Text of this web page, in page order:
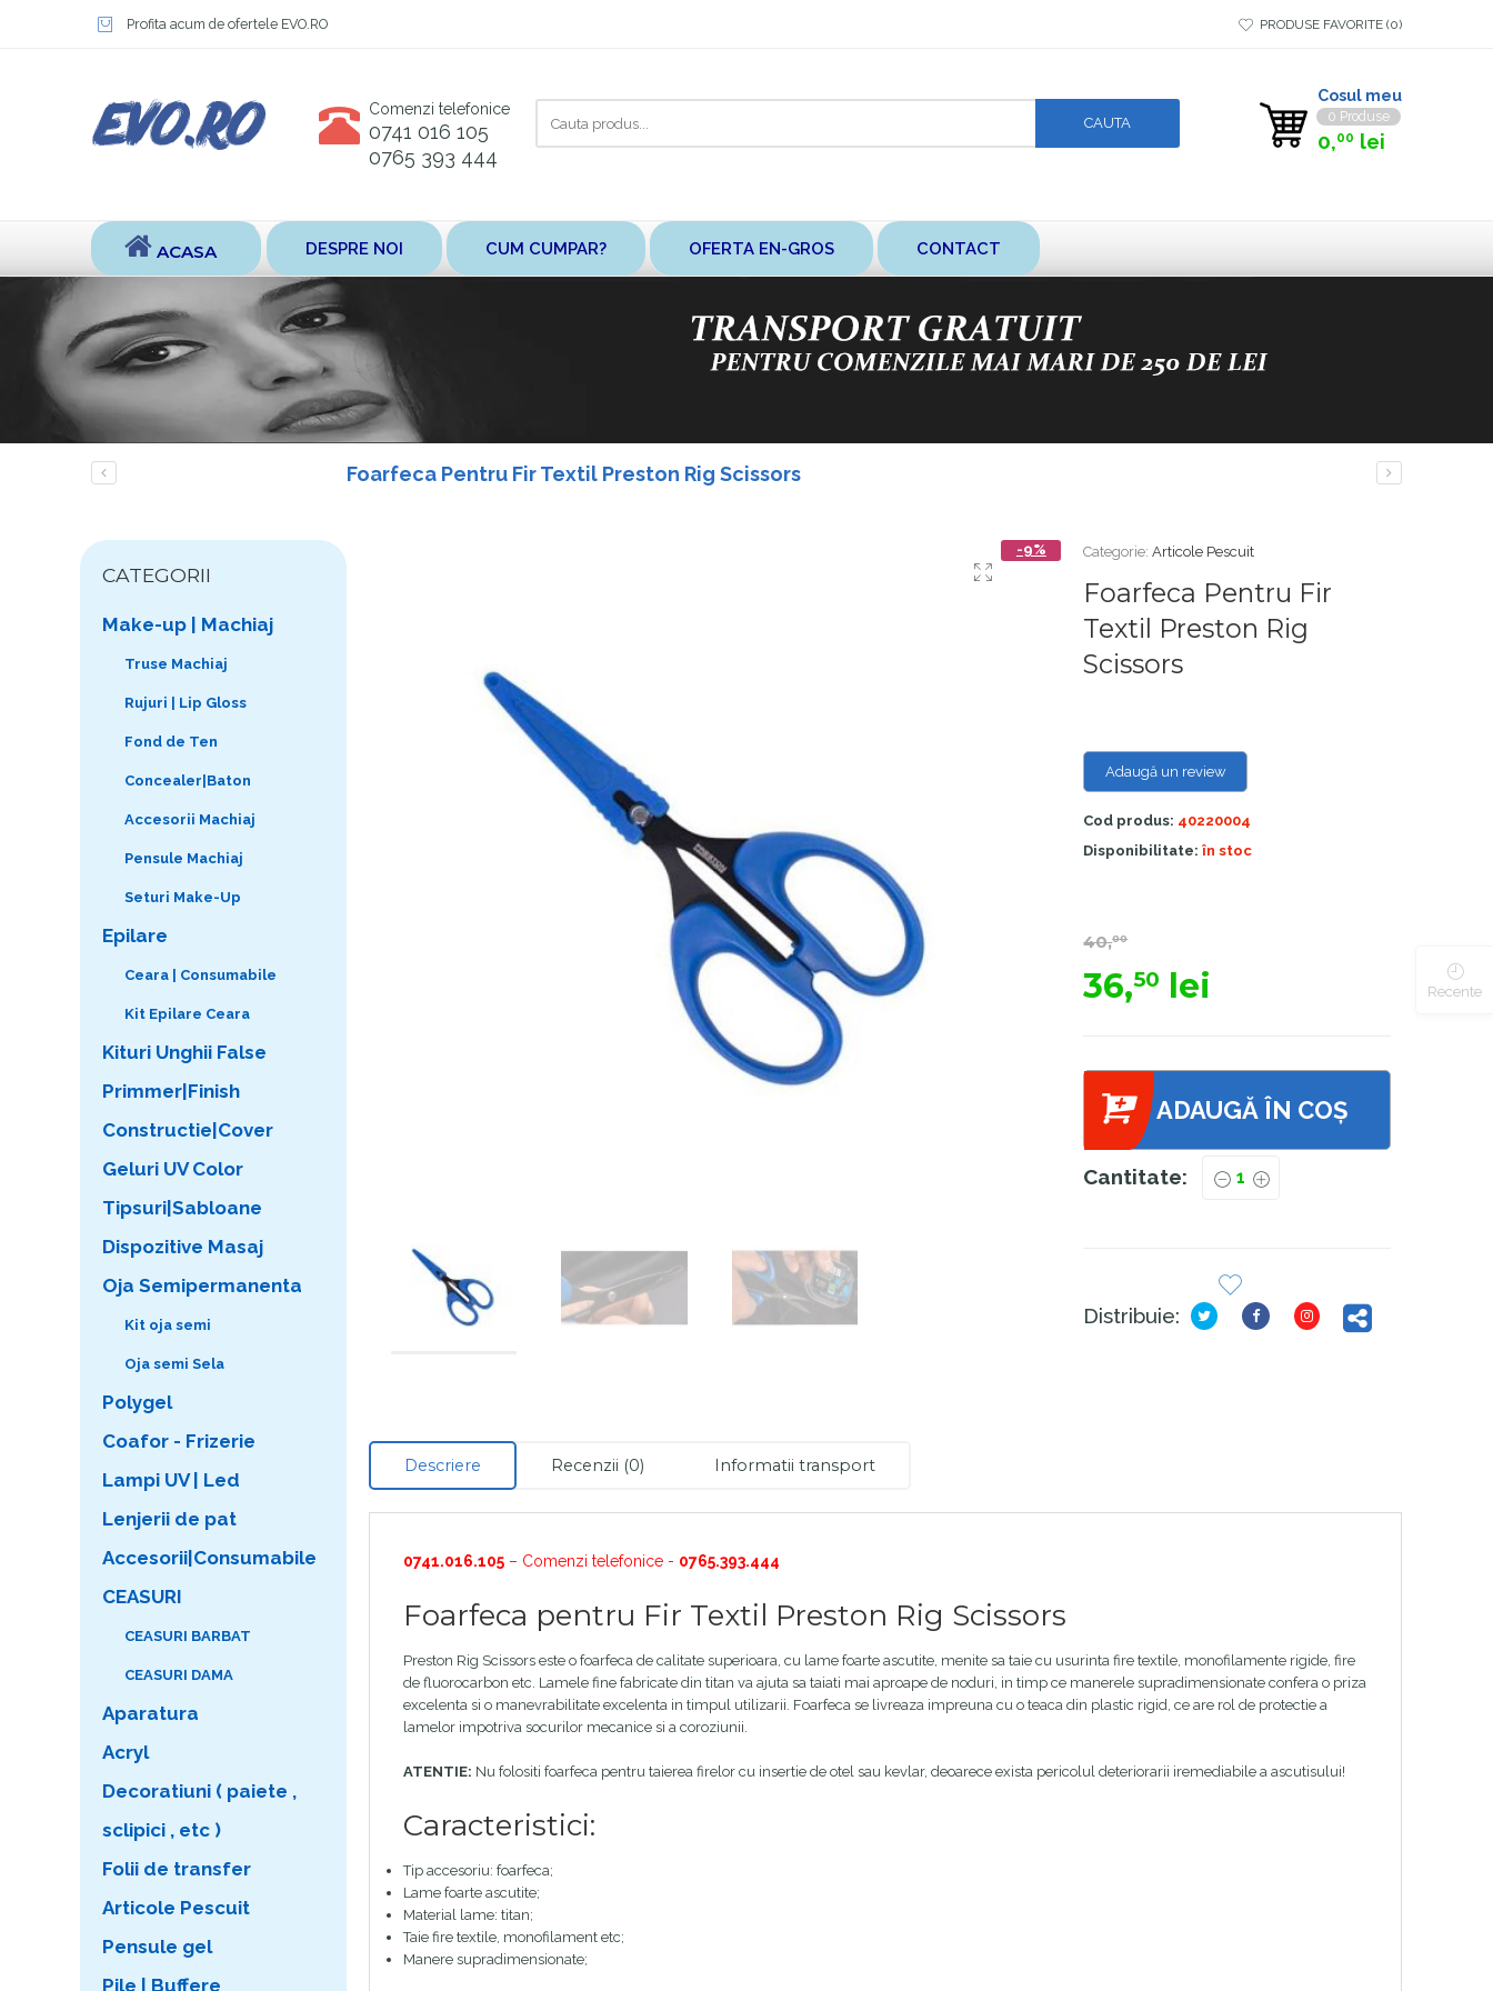
Profita acum de ofertele EVO.RO PRODUSE FAVORITE 0
Comenzi telefonice
0741 016 105
0765 393 444
aici
Cosul meu
0 Produse
0,00 lei
ACASA DESPRE NOI CUM CUMPAR? OFERTA EN-GROS CONTACT
Foarfeca Pentru Fir Textil Preston Rig Scissors
-9% Categorie:Articole Pescuit
Foarfeca Pentru Fir
Textil Preston Rig
Scissors
Adaugă un review
Cod produs: 40220004
Disponibilitate: în stoc
40,00
36,50 lei
ADAUGĂ ÎN COȘ
Cantitate:
Distribuie:
Descriere Recenzii (0) Informatii transport
0741.016.105 – Comenzi telefonice - 0765.393.444
Foarfeca pentru Fir Textil Preston Rig Scissors
Preston Rig Scissors este o foarfeca de calitate superioara, cu lame foarte ascutite, menite sa taie cu usurinta fire textile, monofilamente rigide, fire
de fluorocarbon etc. Lamele fine fabricate din titan va ajuta sa taiati mai aproape de noduri, in timp ce manerele supradimensionate confera o priza
excelenta si o manevrabilitate excelenta in timpul utilizarii. Foarfeca se livreaza impreuna cu o teaca din plastic rigid, ce are rol de protectie a
lamelor impotriva socurilor mecanice si a coroziunii.
ATENTIE: Nu folositi foarfeca pentru taierea firelor cu insertie de otel sau kevlar, deoarece exista pericolul deteriorarii iremediabile a ascutisului!
Caracteristici:
Tip accesoriu: foarfeca;
Lame foarte ascutite;
Material lame: titan;
Taie fire textile, monofilament etc;
Manere supradimensionate;
CATEGORII
Make-up | Machiaj
Truse Machiaj
Rujuri | Lip Gloss
Fond de Ten
Concealer|Baton
Accesorii Machiaj
Pensule Machiaj
Seturi Make-Up
Epilare
Ceara | Consumabile
Kit Epilare Ceara
Kituri Unghii False
Primmer|Finish
Constructie|Cover
Geluri UV Color
Tipsuri|Sabloane
Dispozitive Masaj
Oja Semipermanenta
Kit oja semi
Oja semi Sela
Polygel
Coafor - Frizerie
Lampi UV | Led
Lenjerii de pat
Accesorii|Consumabile
CEASURI
CEASURI BARBAT
CEASURI DAMA
Aparatura
Acryl
Decoratiuni ( paiete ,
sclipici , etc )
Folii de transfer
Articole Pescuit
Pensule gel
Pile | Buffere
Recente